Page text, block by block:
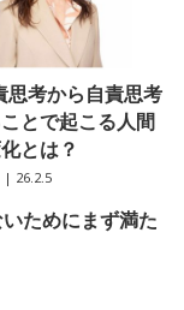
思考から自責思考
とで起こる人間
とは？
| 26.2.5
ためにまず満た